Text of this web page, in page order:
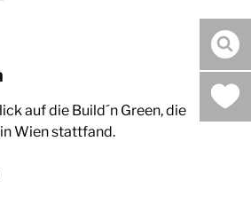
auf die Build´n Green, die
Wien stattfand.